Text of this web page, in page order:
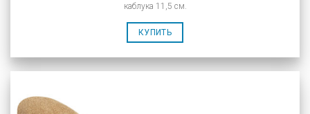
каблука 11,5 см.
КУПИТЬ